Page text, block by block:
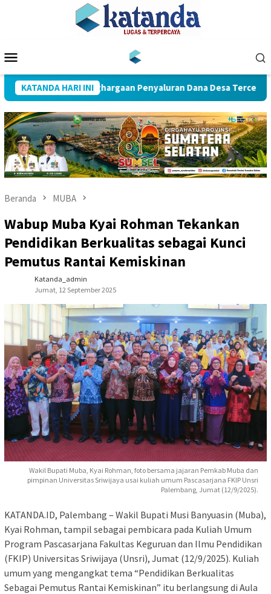
Mobile
KATANDA HARI INI
Raih Penghargaan Penyaluran Dana Desa Tercepat
Beranda MUBA
Wabup Muba Kyai Rohman Tekankan
Pendidikan Berkualitas sebagai Kunci
Pemutus Rantai Kemiskinan
Katanda_admin
Jumat, 12 September 2025
Wakil Bupati Muba, Kyai Rohman, foto bersama jajaran Pemkab Muba dan
pimpinan Universitas Sriwijaya usai kuliah umum Pascasarjana FKIP Unsri
Palembang, Jumat (12/9/2025).
KATANDA.ID, Palembang – Wakil Bupati Musi Banyuasin (Muba),
Kyai Rohman, tampil sebagai pembicara pada Kuliah Umum
Program Pascasarjana Fakultas Keguruan dan Ilmu Pendidikan
(FKIP) Universitas Sriwijaya (Unsri), Jumat (12/9/2025). Kuliah
umum yang mengangkat tema “Pendidikan Berkualitas
Sebagai Pemutus Rantai Kemiskinan” itu berlangsung di Aula